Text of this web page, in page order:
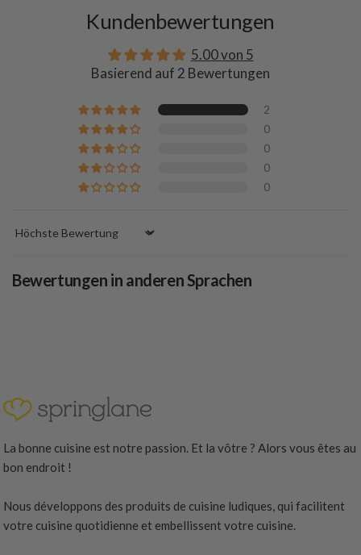
Kundenbewertungen
5.00 von 5
Basierend auf 2 Bewertungen
2
0
0
0
0
Sort by
Bewertungen in anderen Sprachen
La bonne cuisine est notre passion. Et la vôtre ? Alors vous êtes au
bon endroit !
Nous développons des produits de cuisine ludiques, qui facilitent
votre cuisine quotidienne et embellissent votre cuisine.